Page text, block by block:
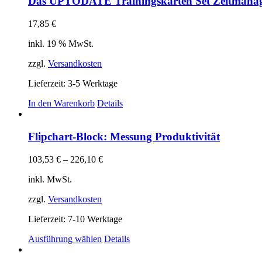
17,85 €
inkl. 19 % MwSt.
zzgl. Versandkosten
Lieferzeit: 3-5 Werktage
In den Warenkorb Details
Flipchart-Block: Messung Produktivität
103,53 € – 226,10 €
inkl. MwSt.
zzgl. Versandkosten
Lieferzeit: 7-10 Werktage
Ausführung wählen Dieses
Details